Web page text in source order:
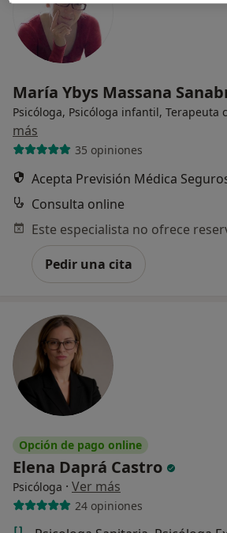
María Ybys Massana
Psicóloga, Psicóloga infantil, Terapeuta
más
35 opiniones
Acepta Previsión Médica
Consulta online
Pedir una cita
Opción de pago online
Elena Daprá Castro
Psicóloga · Ver más
24 opiniones